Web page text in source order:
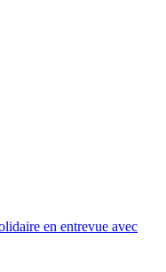
en entrevue avec